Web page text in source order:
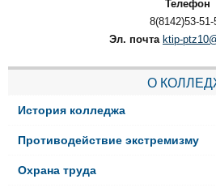
Телефон
8(8142)53-51-
Эл. почта ktip-
О
История колледжа
Противодействие экстремизму
Охрана труда